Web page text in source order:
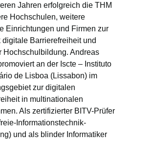
Jahren erfolgreich die THM
Hochschulen, weitere
Einrichtungen und Firmen zur
digitale Barrierefreiheit und
Hochschulbildung. Andreas
an der Iscte – Instituto
de Lisboa (Lissabon) im
zur digitalen
in multinationalen
Als zertifizierter BITV-Prüfer
Informationstechnik-
und als blinder Informatiker